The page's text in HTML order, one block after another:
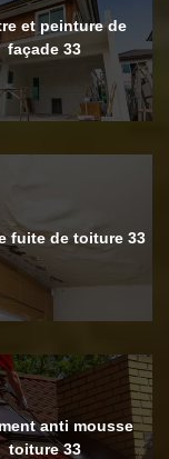
et peinture de
façade 33
fuite de toiture 33
anti mousse
toiture 33